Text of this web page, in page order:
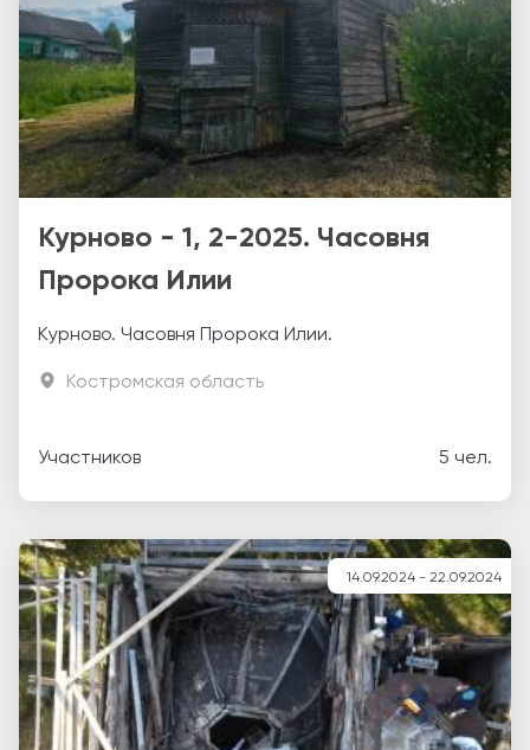
Курново - 1, 2-2025. Часовня
Пророка Илии
Курново. Часовня Пророка Илии.
Костромская область
Участников 5 чел.
14.09.2024 - 22.09.2024